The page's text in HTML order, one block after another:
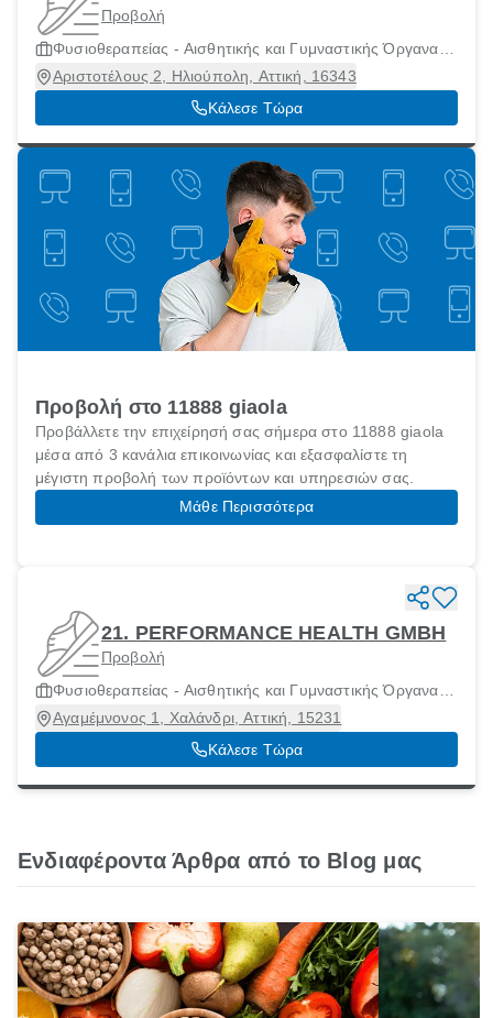
Προβολή
Φυσιοθεραπείας - Αισθητικής και Γυμναστικής Όργανα
και Μηχανήματα
Αριστοτέλους 2, Ηλιούπολη, Αττική, 16343
Κάλεσε Τώρα
Προβολή στο 11888 giaola
Προβάλλετε την επιχείρησή σας σήμερα στο 11888 giaola
μέσα από 3 κανάλια επικοινωνίας και εξασφαλίστε τη
μέγιστη προβολή των προϊόντων και υπηρεσιών σας.
Μάθε Περισσότερα
21. PERFORMANCE HEALTH GMBH
Προβολή
Φυσιοθεραπείας - Αισθητικής και Γυμναστικής Όργανα
και Μηχανήματα
Αγαμέμνονος 1, Χαλάνδρι, Αττική, 15231
Κάλεσε Τώρα
Ενδιαφέροντα Άρθρα από το Blog μας